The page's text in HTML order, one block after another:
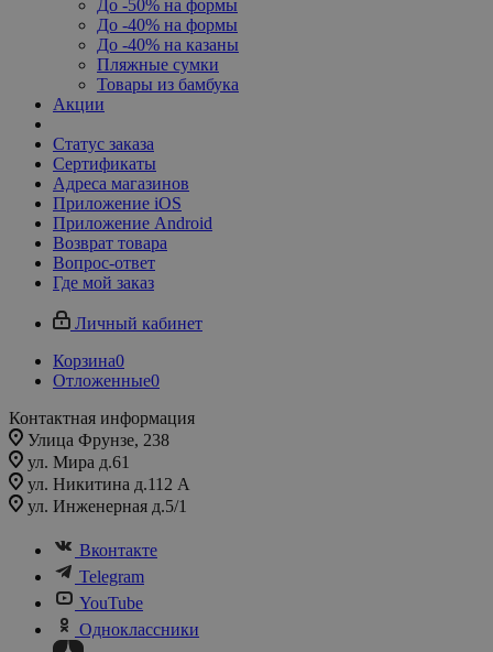
До -50% на формы
До -40% на формы
До -40% на казаны
Пляжные сумки
Товары из бамбука
Акции
Статус заказа
Сертификаты
Адреса магазинов
Приложение iOS
Приложение Android
Возврат товара
Вопрос-ответ
Где мой заказ
Личный кабинет
Корзина0
Отложенные0
Контактная информация
Улица Фрунзе, 238​
ул. Мира д.61
ул. Никитина д.112 А
ул. Инженерная д.5/1
Вконтакте
Telegram
YouTube
Одноклассники